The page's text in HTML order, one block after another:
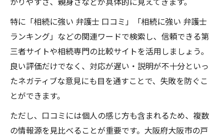
特に「相続に強い 弁護士 口コミ」「相続に強い 弁護士
ランキング」などの関連ワードで検索し、信頼できる第
三者サイトや相続専門の比較サイトを活用しましょう。
良い評価だけでなく、対応が遅い・説明が不十分といっ
たネガティブな意見にも目を通すことで、失敗を防ぐこ
とができます。
ただし、口コミには個人の感じ方も含まれるため、複数
の情報源を見比べることが重要です。大阪府大阪市の戸